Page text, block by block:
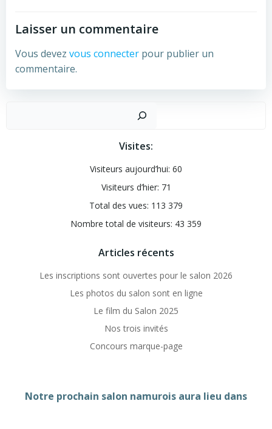
Laisser un commentaire
Vous devez vous connecter pour publier un
commentaire.
Visites:
Visiteurs aujourd’hui: 60
Visiteurs d’hier: 71
Total des vues: 113 379
Nombre total de visiteurs: 43 359
Articles récents
Les inscriptions sont ouvertes pour le salon 2026
Les photos du salon sont en ligne
Le film du Salon 2025
Nos trois invités
Concours marque-page
Notre prochain salon namurois aura lieu dans